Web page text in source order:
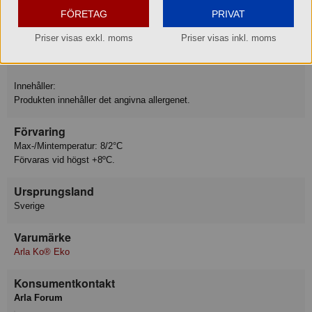
Allergiinfo
Innehåller:
Produkten innehåller det angivna allergenet.
Förvaring
Max-/Mintemperatur: 8/2°C
Förvaras vid högst +8ºC.
Ursprungsland
Sverige
Varumärke
Arla Ko® Eko
Konsumentkontakt
Arla Forum
FÖRETAG
Priser visas exkl. moms
PRIVAT
Priser visas inkl. moms